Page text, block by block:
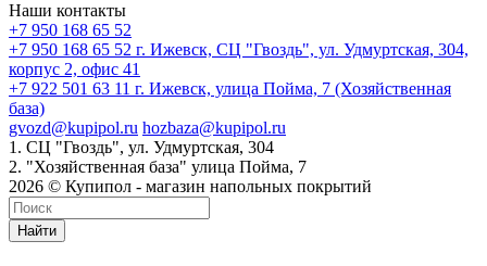
Наши контакты
+7 950 168 65 52
+7 950 168 65 52 г. Ижевск, СЦ "Гвоздь", ул. Удмуртская, 304,
корпус 2, офис 41
+7 922 501 63 11 г. Ижевск, улица Пойма, 7 (Хозяйственная
база)
gvozd@kupipol.ru hozbaza@kupipol.ru
1. СЦ "Гвоздь", ул. Удмуртская, 304
2. "Хозяйственная база" улица Пойма, 7
2026 © Купипол - магазин напольных покрытий
Найти